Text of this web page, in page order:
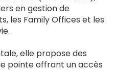
en gestion de
les Family Offices et les
elle propose des
pointe offrant un accès